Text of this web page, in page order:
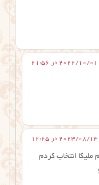
2022/10/01 در 21:56
2023/08/13 در 12:25
ملیکا انتخاب کردم